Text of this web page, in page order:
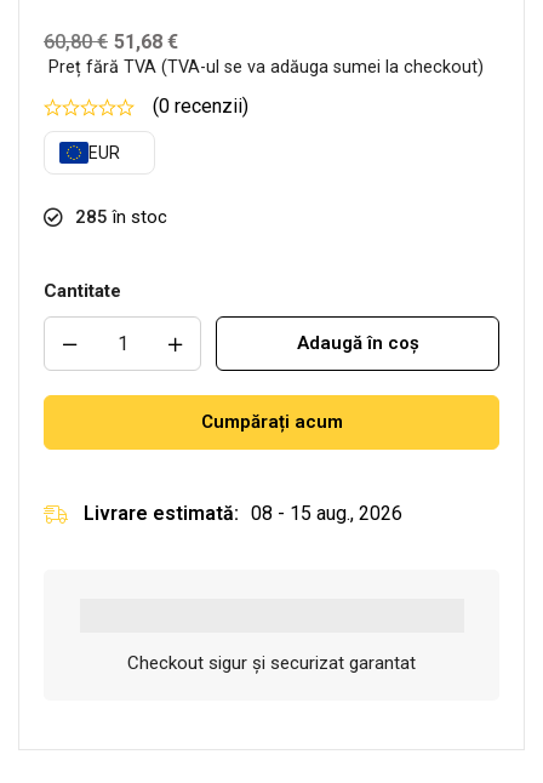
60,80€ 51,68 €
Preț fără TVA (TVA-ul se va adăuga sumei la checkout)
(0 recenzii)
EUR
285 în stoc
Cantitate
Adaugă în coș
Cumpărați acum
Livrare estimată: 08 - 15 aug., 2026
Checkout sigur și securizat garantat